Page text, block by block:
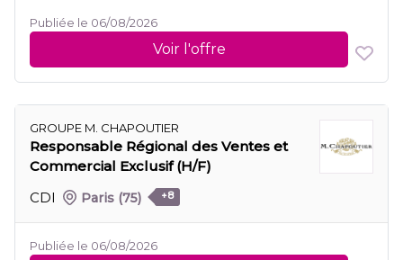
Publiée le 06/08/2026
Voir l'offre
GROUPE M. CHAPOUTIER
Responsable Régional des Ventes et
Commercial Exclusif (H/F)
CDI
Paris (75) +8
Publiée le 06/08/2026